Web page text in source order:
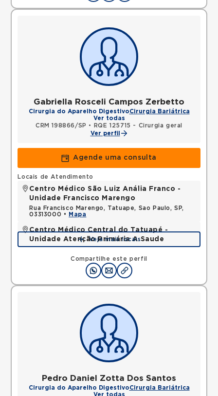
Gabriella Rosceli Campos Zerbetto
Cirurgia do Aparelho DigestivoCirurgia Bariátrica
Ver todas
CRM 198866/SP •
RQE 125715 - Cirurgia geral
Ver perfil
Agende uma consulta
Compartilhe este perfil
Locais de Atendimento
Centro Médico São Luiz Anália Franco -
Unidade Francisco Marengo
Rua Francisco Marengo, Tatuape, Sao Paulo, SP,
03313000 •
Mapa
Centro Médico Central do Tatuapé -
Unidade Atenção Primária A Saude
Avenida Alvaro Ramos, Quarta Parada, Sao Paulo,
SP, 03330002 •
Mapa
Veja mais locais
Pedro Daniel Zotta Dos Santos
Cirurgia do Aparelho DigestivoCirurgia Bariátrica
Ver todas